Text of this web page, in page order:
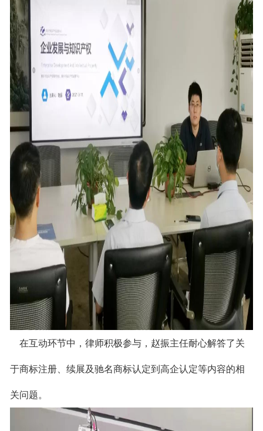
在互动环节中，律师积极参与， 赵振主任耐心解答了关
于商标注册、续展及驰名商标认定到高企认定等内容的相
关问题。